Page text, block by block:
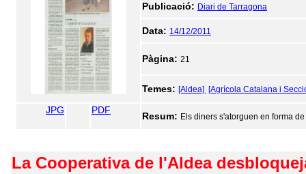
Publicació: Diari de Tarragona
Data: 14/12/2011
Pàgina: 21
Temes: [Aldea] [Agrícola Catalana i
JPG PDF
Resum: Els diners s'atorguen en forma
La Cooperativa de l'Aldea